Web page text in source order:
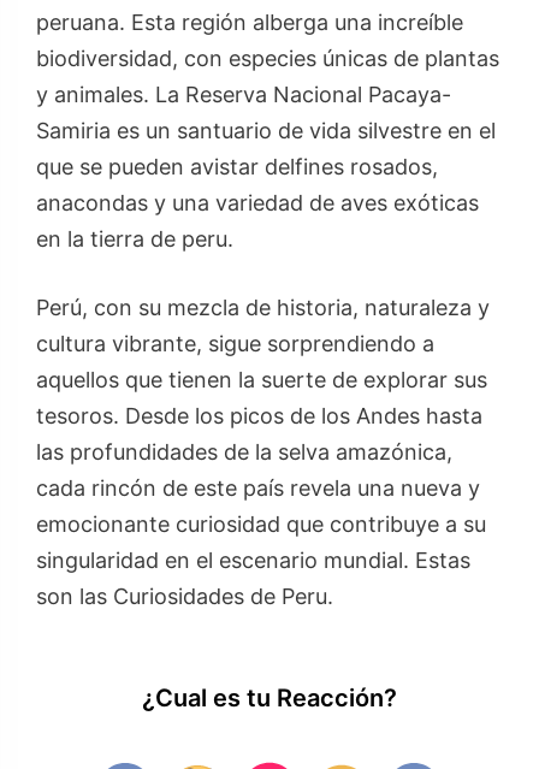
peruana. Esta región alberga una increíble
biodiversidad, con especies únicas de plantas
y animales. La Reserva Nacional Pacaya-
Samiria es un santuario de vida silvestre en el
que se pueden avistar delfines rosados,
anacondas y una variedad de aves exóticas
en la tierra de peru.
Perú, con su mezcla de historia, naturaleza y
cultura vibrante, sigue sorprendiendo a
aquellos que tienen la suerte de explorar sus
tesoros. Desde los picos de los Andes hasta
las profundidades de la selva amazónica,
cada rincón de este país revela una nueva y
emocionante curiosidad que contribuye a su
singularidad en el escenario mundial. Estas
son las Curiosidades de Peru.
¿Cual es tu Reacción?